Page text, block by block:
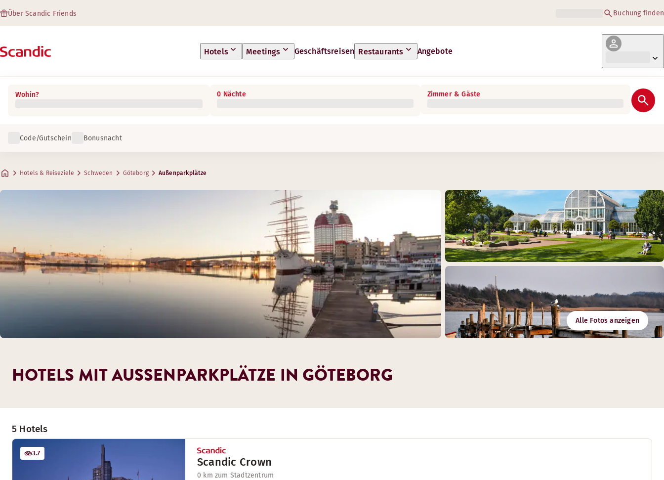
Über Scandic Friends Buchung finden
Hotels Meetings Geschäftsreisen Restaurants Angebote
Wohin? 0 Nächte Zimmer & Gäste
Code/Gutschein Bonusnacht
Hotels & Reiseziele Schweden Göteborg Außenparkplätze
Alle Fotos anzeigen
5 Hotels
3.7
Scandic Crown
0 km zum Stadtzentrum
HOTELS MIT AUSSENPARKPLÄTZE IN GÖTEBORG